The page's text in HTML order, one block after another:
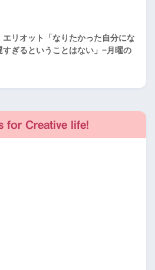
エリオット「なりたかった自分にな
すぎるということはない」−月曜の
for Creative life!